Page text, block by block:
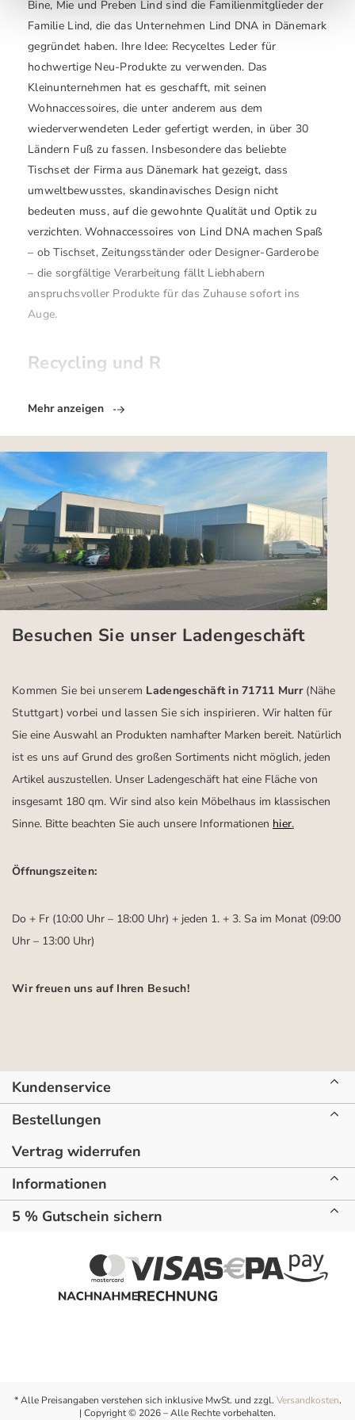
Bine, Mie und Preben Lind sind die Familienmitglieder der
Familie Lind, die das Unternehmen Lind DNA in Dänemark
gegründet haben. Ihre Idee: Recyceltes Leder für
hochwertige Neu-Produkte zu verwenden. Das
Kleinunternehmen hat es geschafft, mit seinen
Wohnaccessoires, die unter anderem aus dem
wiederverwendeten Leder gefertigt werden, in über 30
Ländern Fuß zu fassen. Insbesondere das beliebte
Tischset der Firma aus Dänemark hat gezeigt, dass
umweltbewusstes, skandinavisches Design nicht
bedeuten muss, auf die gewohnte Qualität und Optik zu
verzichten. Wohnaccessoires von Lind DNA machen Spaß
– ob Tischset, Zeitungsständer oder Designer-Garderobe
– die sorgfältige Verarbeitung fällt Liebhabern
anspruchsvoller Produkte für das Zuhause sofort ins
Auge.
Recycling und R
Mehr anzeigen
Besuchen Sie unser Ladengeschäft
Kommen Sie bei unserem Ladengeschäft in 71711 Murr (Nähe
Stuttgart) vorbei und lassen Sie sich inspirieren.Wir halten für
Sie eine Auswahl an Produkten namhafter Marken bereit. Natürlich
ist es uns auf Grund des großen Sortiments nicht möglich, jeden
Artikel auszustellen. Unser Ladengeschäft hat eine Fläche von
insgesamt 180 qm. Wir sind also kein Möbelhaus im klassischen
Sinne. Bitte beachten Sie auch unsere Informationen hier.
Öffnungszeiten:
Do + Fr (10:00 Uhr – 18:00 Uhr) + jeden 1. + 3. Sa im Monat (09:00
Uhr – 13:00 Uhr)
Wir freuen uns auf Ihren Besuch!
Kundenservice
Bestellungen
Vertrag widerrufen
Informationen
5 % Gutschein sichern
* Alle Preisangaben verstehen sich inklusive MwSt. und zzgl. Versandkosten.
| Copyright © 2026 – Alle Rechte vorbehalten.